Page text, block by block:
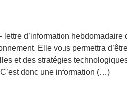
lettre d’information
Elle vous permettra
et des stratégies
donc une information (…)